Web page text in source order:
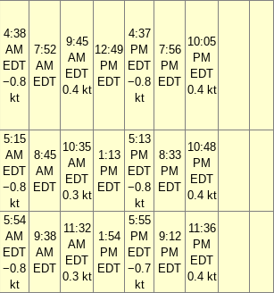
4:38
AM
EDT
−0.8
kt
7:52
AM
EDT
9:45
AM
EDT
0.4 kt
12:49
PM
EDT
4:37
PM
EDT
−0.8
kt
7:56
PM
EDT
10:05
PM
EDT
0.4 kt
5:15
AM
EDT
−0.8
kt
8:45
AM
EDT
10:35
AM
EDT
0.3 kt
1:13
PM
EDT
5:13
PM
EDT
−0.8
kt
8:33
PM
EDT
10:48
PM
EDT
0.4 kt
5:54
AM
EDT
−0.8
kt
9:38
AM
EDT
11:32
AM
EDT
0.3 kt
1:54
PM
EDT
5:55
PM
EDT
−0.7
kt
9:12
PM
EDT
11:36
PM
EDT
0.4 kt